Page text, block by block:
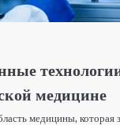
медицине
медицины, которая